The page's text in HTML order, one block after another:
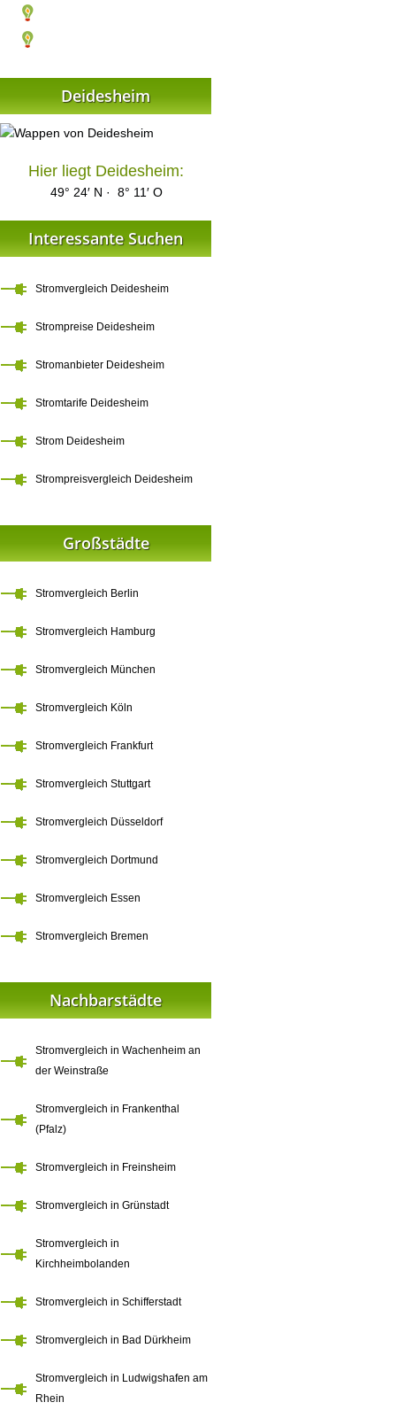
Deidesheim
Hier liegt Deidesheim:
49° 24′ N · 8° 11′ O
Interessante Suchen
Stromvergleich Deidesheim
Strompreise Deidesheim
Stromanbieter Deidesheim
Stromtarife Deidesheim
Strom Deidesheim
Strompreisvergleich Deidesheim
Großstädte
Stromvergleich Berlin
Stromvergleich Hamburg
Stromvergleich München
Stromvergleich Köln
Stromvergleich Frankfurt
Stromvergleich Stuttgart
Stromvergleich Düsseldorf
Stromvergleich Dortmund
Stromvergleich Essen
Stromvergleich Bremen
Nachbarstädte
Stromvergleich in Wachenheim an
der Weinstraße
Stromvergleich in Frankenthal
(Pfalz)
Stromvergleich in Freinsheim
Stromvergleich in Grünstadt
Stromvergleich in
Kirchheimbolanden
Stromvergleich in Schifferstadt
Stromvergleich in Bad Dürkheim
Stromvergleich in Ludwigshafen am
Rhein